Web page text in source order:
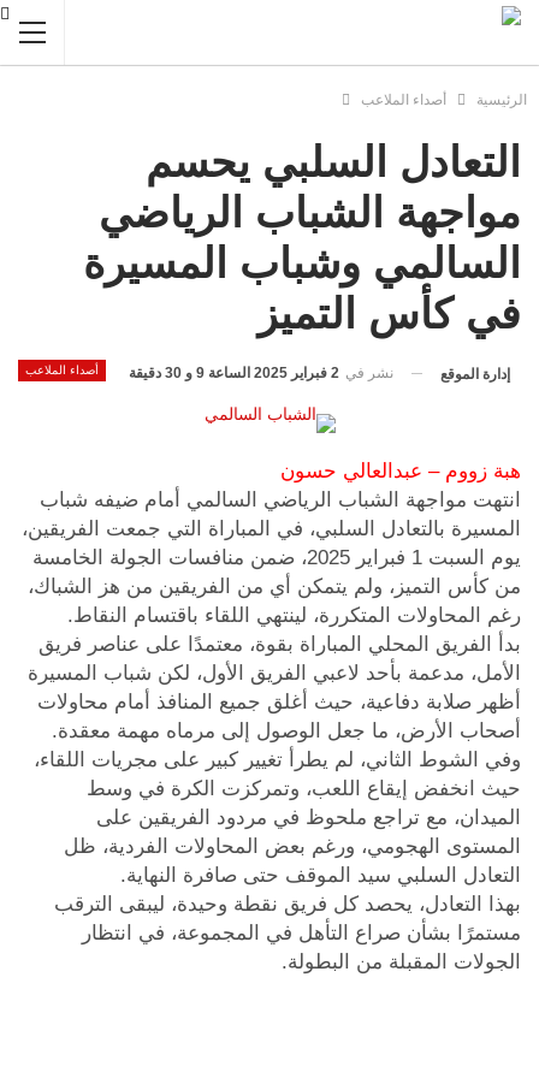
الرئيسية أصداء الملاعب
التعادل السلبي يحسم
مواجهة الشباب الرياضي
السالمي وشباب المسيرة
في كأس التميز
أصداء الملاعب إدارة الموقع نشر في 2 فبراير 2025 الساعة 9 و 30 دقيقة
هبة زووم – عبدالعالي حسون
انتهت مواجهة الشباب الرياضي السالمي أمام ضيفه شباب
المسيرة بالتعادل السلبي، في المباراة التي جمعت الفريقين،
يوم السبت 1 فبراير 2025، ضمن منافسات الجولة الخامسة
من كأس التميز، ولم يتمكن أي من الفريقين من هز الشباك،
رغم المحاولات المتكررة، لينتهي اللقاء باقتسام النقاط.
بدأ الفريق المحلي المباراة بقوة، معتمدًا على عناصر فريق
الأمل، مدعمة بأحد لاعبي الفريق الأول، لكن شباب المسيرة
أظهر صلابة دفاعية، حيث أغلق جميع المنافذ أمام محاولات
أصحاب الأرض، ما جعل الوصول إلى مرماه مهمة معقدة.
وفي الشوط الثاني، لم يطرأ تغيير كبير على مجريات اللقاء،
حيث انخفض إيقاع اللعب، وتمركزت الكرة في وسط
الميدان، مع تراجع ملحوظ في مردود الفريقين على
المستوى الهجومي، ورغم بعض المحاولات الفردية، ظل
التعادل السلبي سيد الموقف حتى صافرة النهاية.
بهذا التعادل، يحصد كل فريق نقطة وحيدة، ليبقى الترقب
مستمرًا بشأن صراع التأهل في المجموعة، في انتظار
الجولات المقبلة من البطولة.